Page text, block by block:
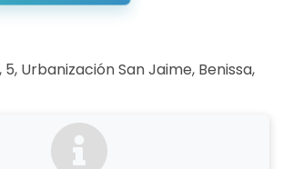
Urbanización San Jaime, Benissa,